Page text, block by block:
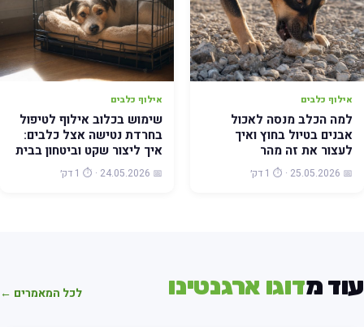
אילוף כלבים
למה הכלב מנסה לאכול
אבנים בטיול בחוץ ואיך
לעצור את זה מהר
📅 25.05.2026 · ⏱️ 1 דק׳
אילוף כלבים
שימוש בכלוב אילוף לטיפול
בחרדת נטישה אצל כלבים:
איך ליצור שקט וביטחון בבית
📅 24.05.2026 · ⏱️ 1 דק׳
מדוגו ארגנטינו לכל המאמרים ←